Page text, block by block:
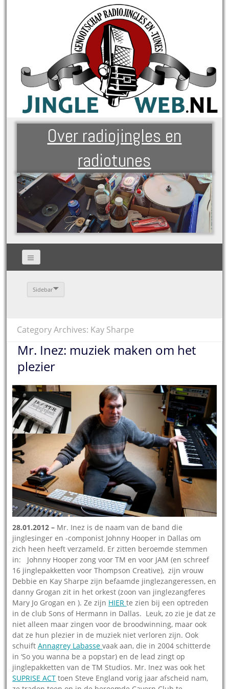
Over radiojingles en
radiotunes
Sidebar
Category Archives: Kay Sharpe
Mr. Inez: muziek maken om het
plezier
28.01.2012 – Mr. Inez is de naam van de band die
jinglesinger en -componist Johnny Hooper in Dallas om
zich heen heeft verzameld. Er zitten beroemde stemmen
in: Johnny Hooper zong voor TM en voor JAM (en schreef
16 jinglepakketten voor Thompson Creative), zijn vrouw
Debbie en Kay Sharpe zijn befaamde jinglezangeressen, en
danny Grogan zit in het orkest (zoon van jinglezangferes
Mary Jo Grogan en ). Ze zijn HIERte zien bij een optreden
in de club Sons of Hermann in Dallas. Leuk, zo zie je dat ze
niet alleen maar zingen voor de broodwinning, maar ook
dat ze hun plezier in de muziek niet verloren zijn. Ook
schuiftAnnagrey Labasse vaak aan, die in 2004 schitterde
in ‘So you wanna be a popstar) en de lead zingt op
jinglepakketten van de TM Studios. Mr. Inez was ook het
SUPRISE ACT toen Steve England vorig jaar afscheid nam,